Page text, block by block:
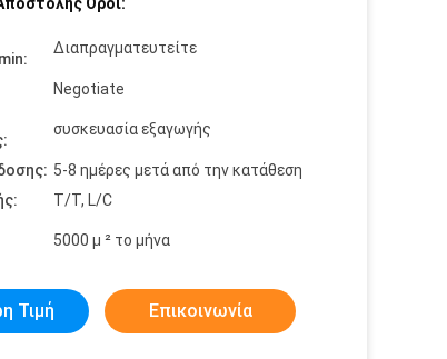
Διαπραγματευτείτε
Negotiate
συσκευασία εξαγωγής
5-8 ημέρες μετά από την κατάθεση
T/T, L/C
5000 μ ² το μήνα
Τιμή Επικοινωνία